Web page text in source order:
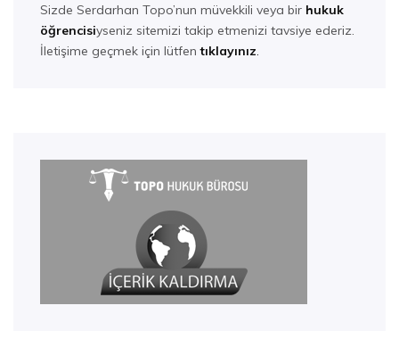
Sizde Serdarhan Topo’nun müvekkili veya bir hukuk
öğrencisiyseniz sitemizi takip etmenizi tavsiye ederiz.
İletişime geçmek için lütfentıklayınız.